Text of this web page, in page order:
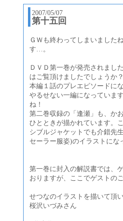
2007/05/07
第十五回
ＧＷも終わってしまいました
す…。
ＤＶＤ第一巻が発売されまし
はご覧頂けましたでしょうか
本編１話のプレエピソードに
やるせない一編になっていま
ね！
第二巻収録の「逢瀬」も、か
ひとときが描かれています。
シブルジャケットでも介錯先
セーラー服姿)のイラストに
第一巻に封入の解説書では、
おりますが、ここでゲストの
せつなのイラストを描いて頂
桜沢いづみさん